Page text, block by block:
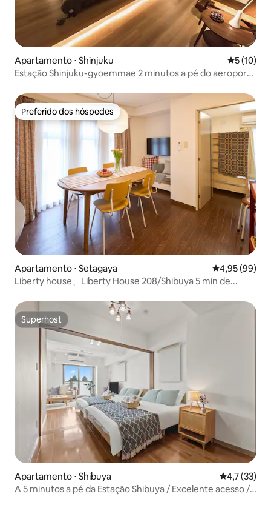
Apartamento ⋅ Shinjuku 5 de uma
5 (10)
Estação Shinjuku-gyoemmae 2 minutos a pé do aeroporto
Preferido dos hóspedes
Preferido dos hóspedes
Apartamento ⋅ Setagaya 4,95 de uma
4,95 (99)
Liberty house、Liberty House 208/Shibuya 5 min de...
Superhost
Superhost
Apartamento ⋅ Shibuya 4,7 de uma
4,7 (33)
A 5 minutos a pé da Estação Shibuya / Excelente acesso /